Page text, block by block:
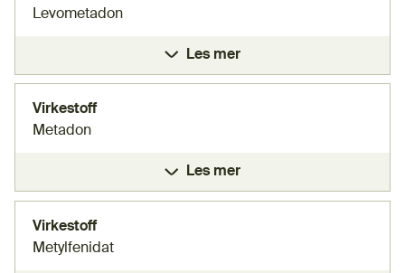
Levometadon
Les mer
Virkestoff
Metadon
Les mer
Virkestoff
Metylfenidat